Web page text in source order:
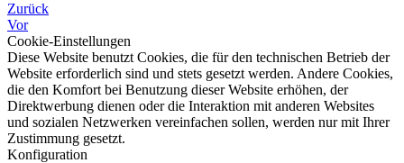
Zurück
Vor
Cookie-Einstellungen
Diese Website benutzt Cookies, die für den technischen Betrieb der
Website erforderlich sind und stets gesetzt werden. Andere Cookies,
die den Komfort bei Benutzung dieser Website erhöhen, der
Direktwerbung dienen oder die Interaktion mit anderen Websites
und sozialen Netzwerken vereinfachen sollen, werden nur mit Ihrer
Zustimmung gesetzt.
Konfiguration